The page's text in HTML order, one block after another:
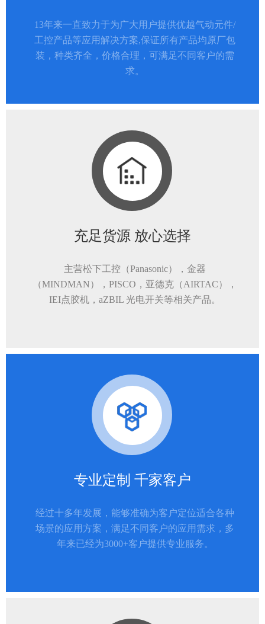
13年来一直致力于为广大用户提供优越气动元件/
工控产品等应用解决方案,保证所有产品均原厂包
装，种类齐全，价格合理，可满足不同客户的需
求。
充足货源 放心选择
主营松下工控（Panasonic），金器
（MINDMAN），PISCO，亚德克（AIRTAC），
IEI点胶机，aZBIL 光电开关等相关产品。
专业定制 千家客户
经过十多年发展，能够准确为客户定位适合各种
场景的应用方案，满足不同客户的应用需求，多
年来已经为3000+客户提供专业服务。